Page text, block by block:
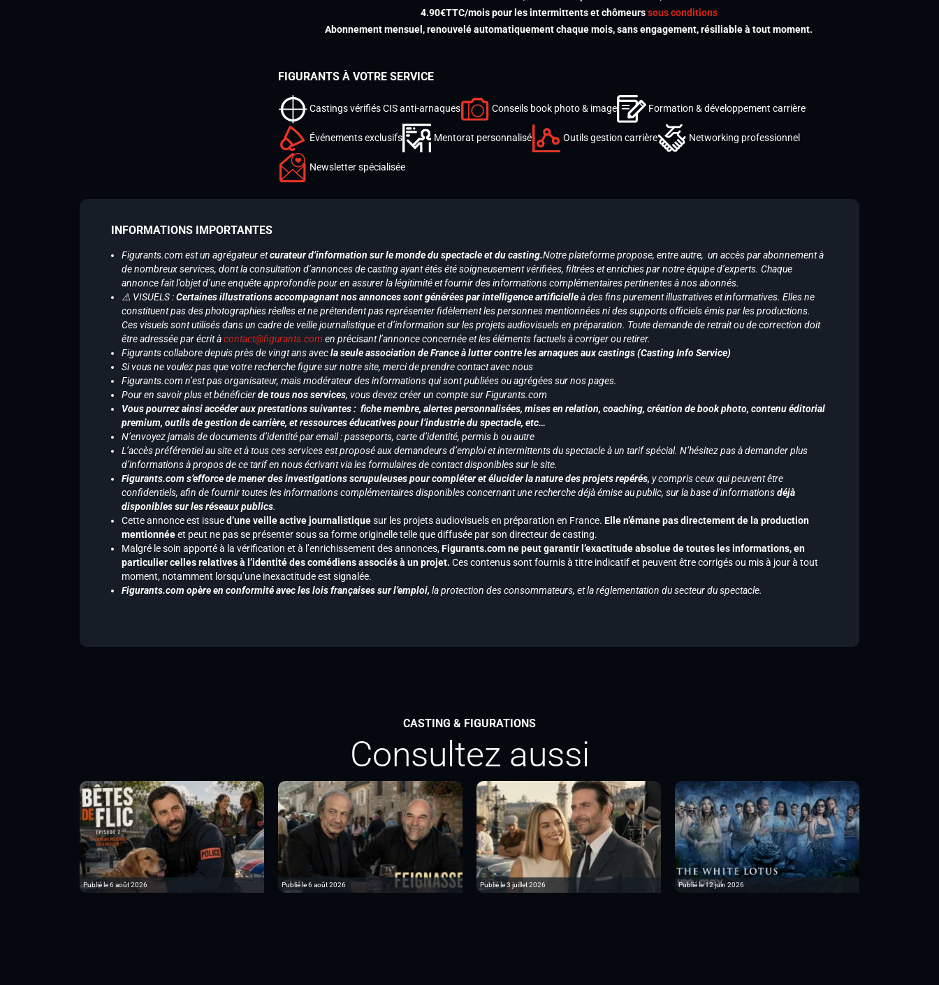
4.90€TTC/mois pour les intermittents et chômeurssous conditions
Abonnement mensuel, renouvelé automatiquement chaque mois, sans engagement, résiliable à tout moment.
FIGURANTS À VOTRE SERVICE
Castings vérifiés CIS anti-arnaques Conseils book photo & image Formation & développement carrière
Événements exclusifs Mentorat personnalisé Outils gestion carrière Networking professionnel
Newsletter spécialisée
INFORMATIONS IMPORTANTES
Figurants.com est un agrégateur etcurateur d’information sur le monde du spectacle et du casting.Notre plateforme propose, entre autre, un accès par abonnement à
de nombreux services, dont la consultation d’annonces de casting ayant étés été soigneusement vérifiées, filtrées et enrichies par notre équipe d’experts. Chaque
annonce fait l’objet d’une enquête approfondie pour en assurer la légitimité et fournir des informations complémentaires pertinentes à nos abonnés.
⚠️ VISUELS :Certaines illustrations accompagnant nos annonces sont générées par intelligence artificielleà des fins purement illustratives et informatives. Elles ne
constituent pas des photographies réelles et ne prétendent pas représenter fidèlement les personnes mentionnées ni des supports officiels émis par les productions.
Ces visuels sont utilisés dans un cadre de veille journalistique et d’information sur les projets audiovisuels en préparation. Toute demande de retrait ou de correction doit
être adressée par écrit àcontact@figurants.com en précisant l’annonce concernée et les éléments factuels à corriger ou retirer.
Figurants collabore depuis près de vingt ans avecla seule association de France à lutter contre les arnaques aux castings (Casting Info Service)
Si vous ne voulez pas que votre recherche figure sur notre site, merci de prendre contact avec nous
Figurants.com n’est pas organisateur, mais modérateur des informations qui sont publiées ou agrégées sur nos pages.
Pour en savoir plus et bénéficierde tous nos services, vous devez créer un compte sur Figurants.com
Vous pourrez ainsi accéder aux prestations suivantes : fiche membre, alertes personnalisées, mises en relation, coaching, création de book photo, contenu éditorial
premium, outils de gestion de carrière, et ressources éducatives pour l’industrie du spectacle, etc…
N’envoyez jamais de documents d’identité par email : passeports, carte d’identité, permis b ou autre
L’accès préférentiel au site et à tous ces services est proposé aux demandeurs d’emploi et intermittents du spectacle à un tarif spécial. N’hésitez pas à demander plus
d’informations à propos de ce tarif en nous écrivant via les formulaires de contact disponibles sur le site.
Figurants.com s’efforce de mener des investigations scrupuleuses pour compléter et élucider la nature des projets repérés, y compris ceux qui peuvent être
confidentiels, afin de fournir toutes les informations complémentaires disponibles concernant une recherche déjà émise au public, sur la base d’informationsdéjà
disponibles sur les réseaux publics.
Cette annonce est issued’une veille active journalistiquesur les projets audiovisuels en préparation en France. Elle n’émane pas directement de la production
mentionnéeet peut ne pas se présenter sous sa forme originelle telle que diffusée par son directeur de casting.
Malgré le soin apporté à la vérification et à l’enrichissement des annonces,Figurants.com ne peut garantir l’exactitude absolue de toutes les informations, en
particulier celles relatives à l’identité des comédiens associés à un projet. Ces contenus sont fournis à titre indicatif et peuvent être corrigés ou mis à jour à tout
moment, notamment lorsqu’une inexactitude est signalée.
Figurants.com opère en conformité avec les lois françaises sur l’emploi, la protection des consommateurs, et la réglementation du secteur du spectacle.
CASTING & FIGURATIONS
Consultez aussi
Publié le 6 août 2026 Publié le 6 août 2026 Publié le 3 juillet 2026 Publié le 12 juin 2026